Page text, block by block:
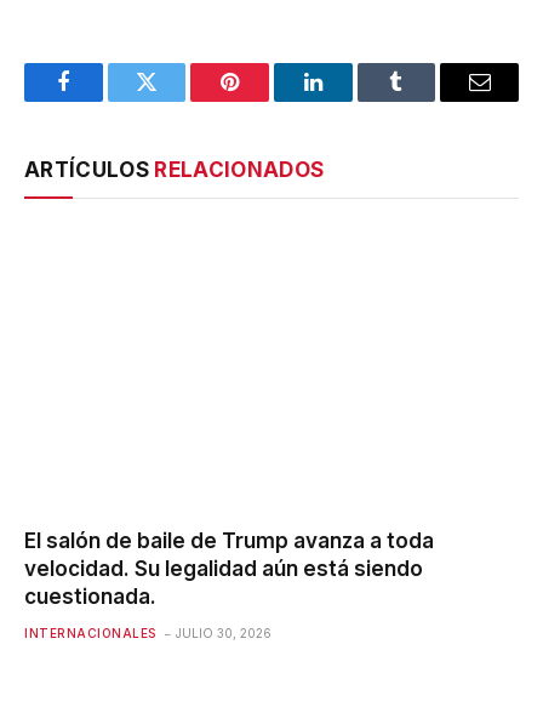
FacebookTwitter Pinterest LinkedInTumblr Email
ARTÍCULOS RELACIONADOS
El salón de baile de Trump avanza a toda
velocidad. Su legalidad aún está siendo
cuestionada.
INTERNACIONALES JULIO 30, 2026